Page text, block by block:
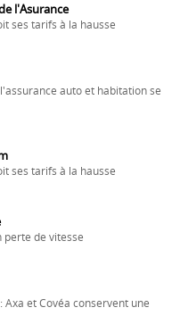
l'Asurance
ses tarifs à la hausse
auto et habitation se
ses tarifs à la hausse
perte de vitesse
et Covéa conservent une